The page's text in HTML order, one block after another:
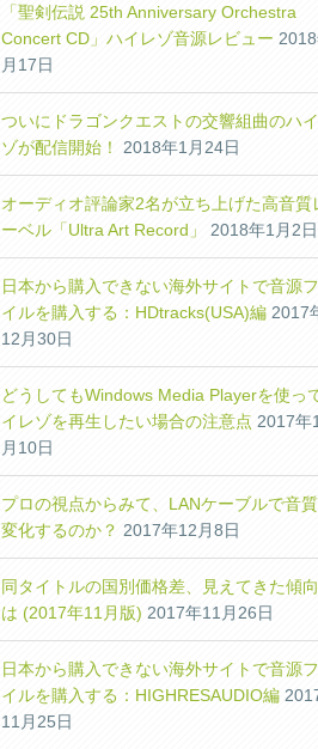
「聖剣伝説 25th Anniversary Orchestra
Concert CD」ハイレゾ音源レビュー
月17日
ついにドラゴンクエストの交響組曲のハ
ゾが配信開始！
2018年1月24日
オーディオ評論家2名が立ち上げた高音質
ーベル「Ultra Art Record」
2018年1月2日
日本から購入できない海外サイトで音源
イルを購入する：HDtracks(USA)編 2017
12月30日
どうしてもWindows Media Playerを使っ
イレゾを再生したい場合の注意点 2017年
月10日
プロの視点からみて、LANケーブルで音
変化するのか？ 2017年12月8日
同タイトルの国別価格差、見えてきた傾
は (2017年11月版) 2017年11月26日
日本から購入できない海外サイトで音源
イルを購入する：HIGHRESAUDIO編
11月25日